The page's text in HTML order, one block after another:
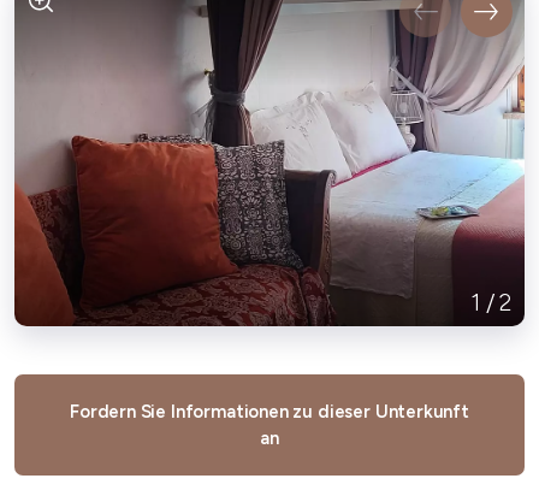
1 /2
Fordern Sie Informationen zu dieser Unterkunft
an